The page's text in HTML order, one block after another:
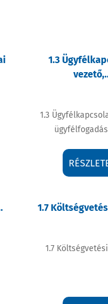
1.3
1.3
1.7
1.7